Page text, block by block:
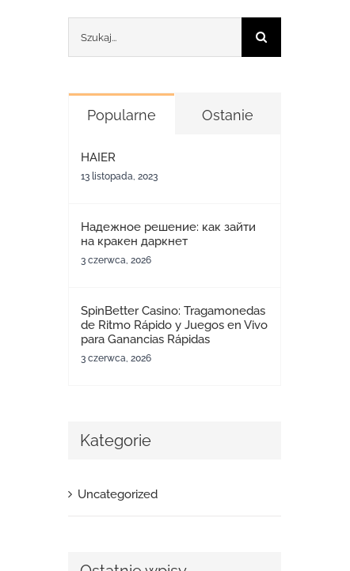
Szukaj
Popularne Ostanie
HAIER
13 listopada, 2023
Надежное решение: как зайти
на кракен даркнет
3 czerwca, 2026
SpinBetter Casino: Tragamonedas
de Ritmo Rápido y Juegos en Vivo
para Ganancias Rápidas
3 czerwca, 2026
Kategorie
Uncategorized